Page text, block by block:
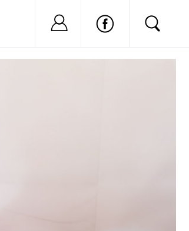
Nu ai cont?